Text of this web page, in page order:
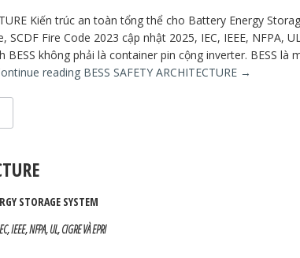
Kiến trúc an toàn tổng thể cho Battery Energy
Fire Code 2023 cập nhật 2025, IEC, IEEE, NFPA,
BESS không phải là container pin cộng inverter. BESS là
reading BESS SAFETY ARCHITECTURE →
STORAGE SYSTEM
IEEE, NFPA, UL, CIGRE VÀ EPRI